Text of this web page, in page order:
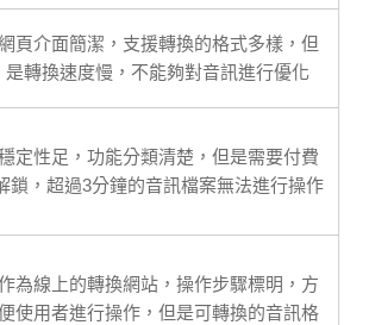
頁介面簡潔，支援轉換的格式多樣，但
是轉換速度慢，不能夠對音訊進行優化
定性足，功能分類清楚，但是需要付費
鎖，超過3分鐘的音訊檔案無法進行操作
為線上的轉換網站，操作步驟標明，方
使用者進行操作，但是可轉換的音訊格